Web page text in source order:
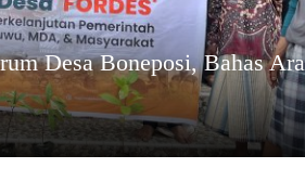
Desa Boneposi, Bahas